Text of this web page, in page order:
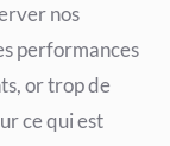
nos
performances
or trop de
ce qui est